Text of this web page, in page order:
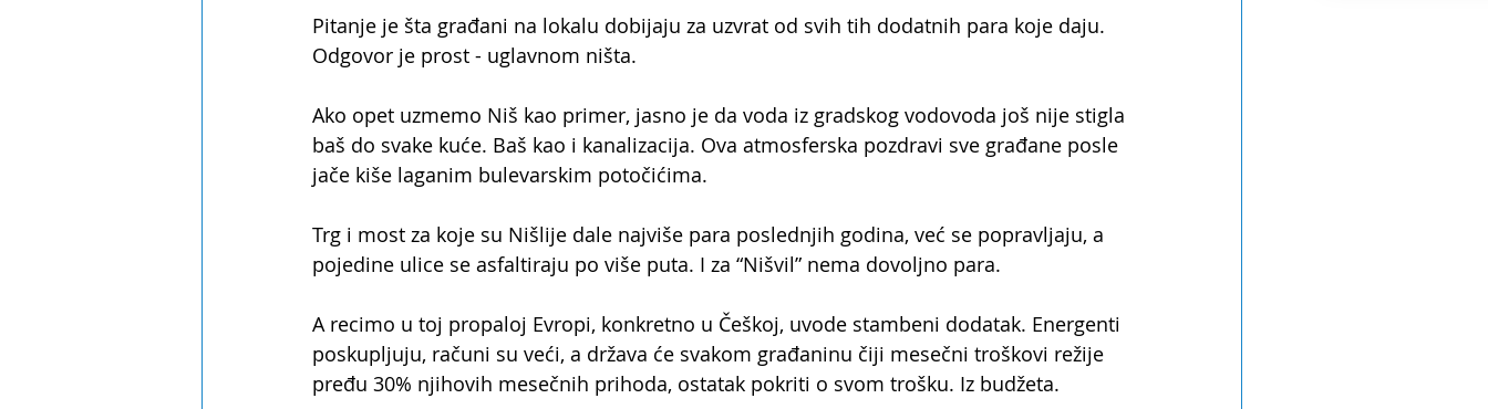
Pitanje je šta građani na lokalu dobijaju za uzvrat od svih tih dodatnih para koje daju.
Odgovor je prost - uglavnom ništa.
Ako opet uzmemo Niš kao primer, jasno je da voda iz gradskog vodovoda još nije stigla
baš do svake kuće. Baš kao i kanalizacija. Ova atmosferska pozdravi sve građane posle
jače kiše laganim bulevarskim potočićima.
Trg i most za koje su Nišlije dale najviše para poslednjih godina, već se popravljaju, a
pojedine ulice se asfaltiraju po više puta. I za “Nišvil” nema dovoljno para.
A recimo u toj propaloj Evropi, konkretno u Češkoj, uvode stambeni dodatak. Energenti
poskupljuju, računi su veći, a država će svakom građaninu čiji mesečni troškovi režije
pređu 30% njihovih mesečnih prihoda, ostatak pokriti o svom trošku. Iz budžeta.